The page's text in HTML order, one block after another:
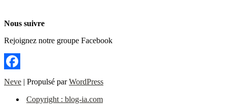
Nous suivre
Rejoignez notre groupe Facebook
Facebook
Neve | Propulsé parWordPress
Copyright : blog-ia.com